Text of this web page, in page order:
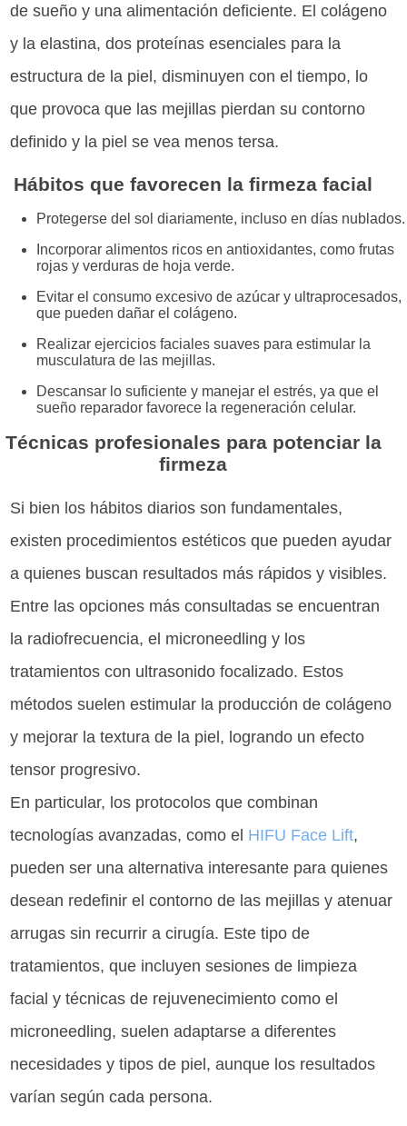
de sueño y una alimentación deficiente. El colágeno
y la elastina, dos proteínas esenciales para la
estructura de la piel, disminuyen con el tiempo, lo
que provoca que las mejillas pierdan su contorno
definido y la piel se vea menos tersa.
Hábitos que favorecen la firmeza facial
Protegerse del sol diariamente, incluso en días nublados.
Incorporar alimentos ricos en antioxidantes, como frutas
rojas y verduras de hoja verde.
Evitar el consumo excesivo de azúcar y ultraprocesados,
que pueden dañar el colágeno.
Realizar ejercicios faciales suaves para estimular la
musculatura de las mejillas.
Descansar lo suficiente y manejar el estrés, ya que el
sueño reparador favorece la regeneración celular.
Técnicas profesionales para potenciar la
firmeza
Si bien los hábitos diarios son fundamentales,
existen procedimientos estéticos que pueden ayudar
a quienes buscan resultados más rápidos y visibles.
Entre las opciones más consultadas se encuentran
la radiofrecuencia, el microneedling y los
tratamientos con ultrasonido focalizado. Estos
métodos suelen estimular la producción de colágeno
y mejorar la textura de la piel, logrando un efecto
tensor progresivo.
En particular, los protocolos que combinan
tecnologías avanzadas, como el HIFU Face Lift,
pueden ser una alternativa interesante para quienes
desean redefinir el contorno de las mejillas y atenuar
arrugas sin recurrir a cirugía. Este tipo de
tratamientos, que incluyen sesiones de limpieza
facial y técnicas de rejuvenecimiento como el
microneedling, suelen adaptarse a diferentes
necesidades y tipos de piel, aunque los resultados
varían según cada persona.